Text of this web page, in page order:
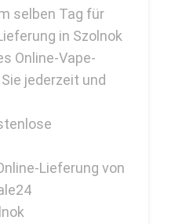
selben Tag für
in Szolnok
Online-Vape-
jederzeit und
Lieferung von